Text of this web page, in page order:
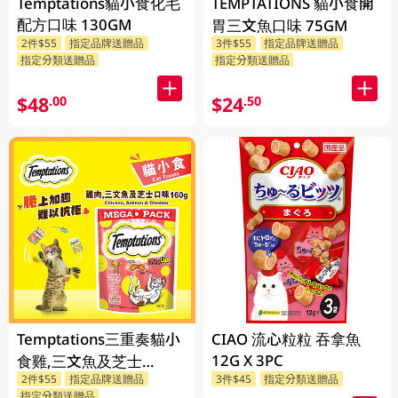
配方口味 130GM
2件$55
指定品牌送贈品
指定分類送贈品
$48.00
Temptations三重奏貓小
食雞,三文魚及芝士
160GM
2件$55
指定品牌送贈品
胃三文魚口味 75GM
3件$55
指定品牌送贈品
指定分類送贈品
$24.50
CIAO 流心粒粒 吞拿魚
12G X 3PC
3件$45 指定分類送贈品